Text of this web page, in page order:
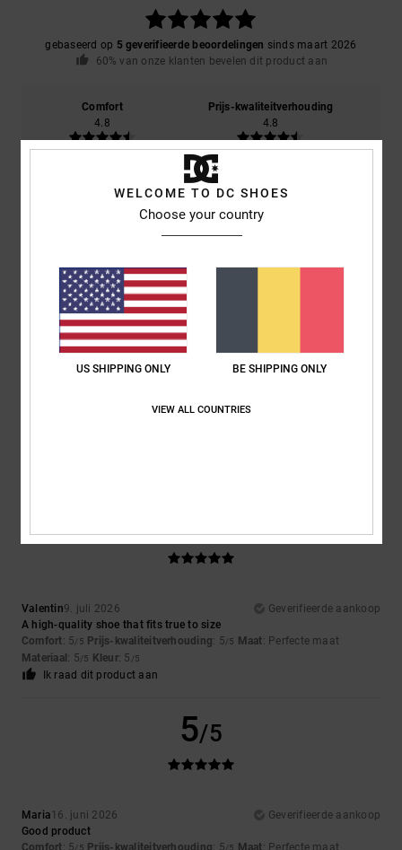
gebaseerd op 5 geverifieerde beoordelingen sinds maart 2026
60% van onze klanten bevelen dit product aan
Comfort
4.8
Prijs-kwaliteitverhouding
4.8
5.0
5/5
Valentin9. juli 2026
Geverifieerde aankoop
A high-quality shoe that fits true to size
Comfort: 5/5 Prijs-kwaliteitverhouding: 5/5 Maat: Perfecte maat
Materiaal : 5/5 Kleur: 5 /5
Ik raad dit product aan
5/5
Maria16. juni 2026
Geverifieerde aankoop
Good product
WELCOME TO DC SHOES
Choose your country
US SHIPPING ONLY BE SHIPPING ONLY
VIEW ALL COUNTRIES